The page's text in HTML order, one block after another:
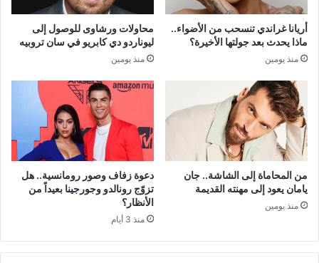
أريانا غراندي تنسحب من الأضواء..
ماذا يحدث بعد جولتها الأخيرة؟
منذ يومين
محاولات ورشاوى للوصول إلى
ليوناردو دي كابريو في سان تروبيه
منذ يومين
من المحاماة إلى الشاشة.. جان
يامان يعود إلى مهنته القديمة
منذ يومين
دعوة زفاف وصور رومانسية.. هل
تزوّج رونالدو وجورجينا بعيداً من
الأنظار؟
منذ 3 أيام